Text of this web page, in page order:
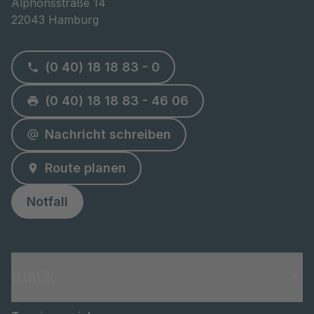
Alphonsstraße 14
22043 Hamburg
(0 40) 18 18 83 - 0
(0 40) 18 18 83 - 46 06
Nachricht schreiben
Route planen
Notfall